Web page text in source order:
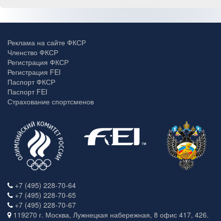
Реклама на сайте ФКСР
Членство ФКСР
Регистрация ФКСР
Регистрация FEI
Паспорт ФКСР
Паспорт FEI
Страхование спортсменов
+7 (495) 228-70-64
+7 (495) 228-70-65
+7 (495) 228-70-67
119270 г. Москва, Лужнецкая набережная, 8 офис 417, 426.